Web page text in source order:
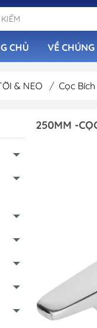
CHỦ
VỀ
Phát Nhạc Bluetooth
Chống Nước Cano
& NEO / Cọc
250MM -